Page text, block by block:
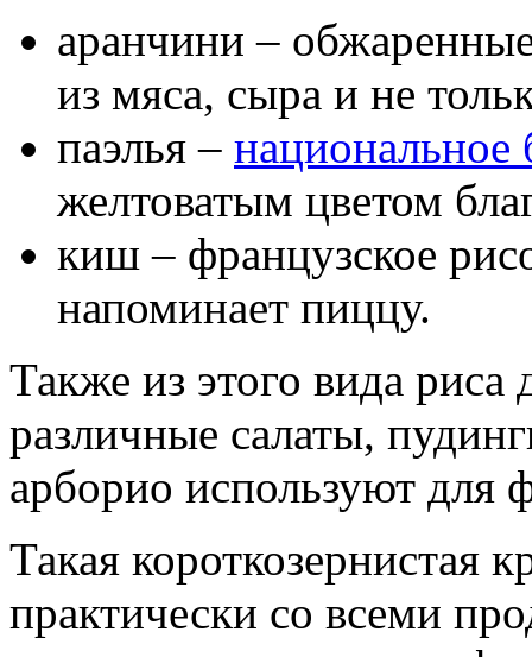
аранчини –
из мяса, сыра и не
паэлья – национальное
желтоватым цветом
киш – французское
напоминает пиццу.
Также из этого вида
различные салаты,
арборио используют
Такая короткозернистая
практически со всеми